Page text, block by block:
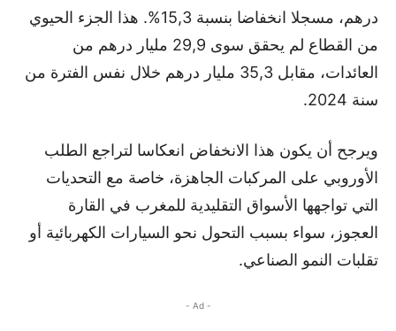
درهم، مسجلا انخفاضا بنسبة 15,3%. هذا الجزء الحيوي
من القطاع لم يحقق سوى 29,9 مليار درهم من
العائدات، مقابل 35,3 مليار درهم خلال نفس الفترة من
سنة 2024.
ويرجح أن يكون هذا الانخفاض انعكاسا لتراجع الطلب
الأوروبي على المركبات الجاهزة، خاصة مع التحديات
التي تواجهها الأسواق التقليدية للمغرب في القارة
العجوز، سواء بسبب التحول نحو السيارات الكهربائية أو
تقلبات النمو الصناعي.
- Ad -